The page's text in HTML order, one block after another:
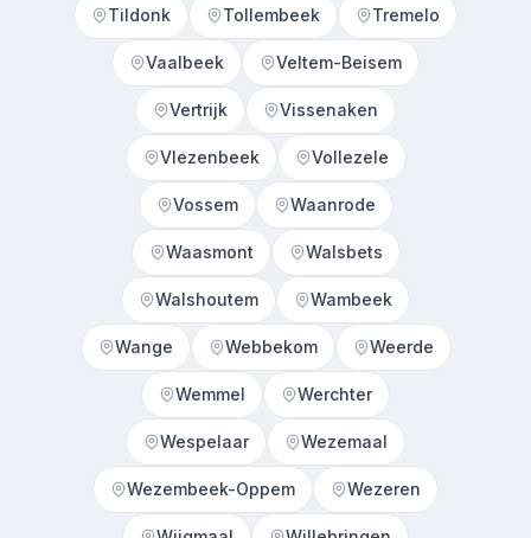
Tildonk Tollembeek Tremelo
Vaalbeek Veltem-Beisem
Vertrijk Vissenaken
Vlezenbeek Vollezele
Vossem Waanrode
Waasmont Walsbets
Walshoutem Wambeek
Wange Webbekom Weerde
Wemmel Werchter
Wespelaar Wezemaal
Wezembeek-Oppem Wezeren